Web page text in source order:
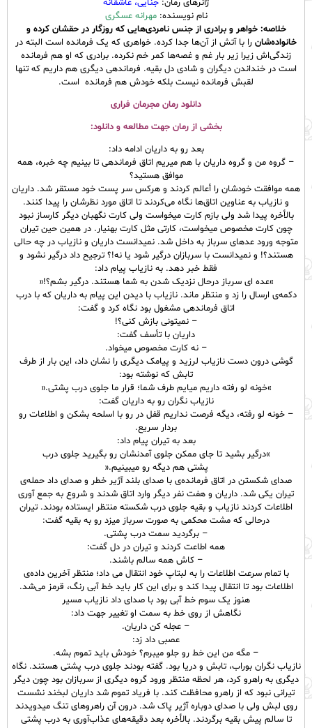
ژانرهای رمان: جنایی، عاشقانه
نام نویسنده:مهرانه عسگری
خلاصه: خواهر و برادری از جنس نامردی‌هایی که روزگار در حقشان کرده و
خانواده‌شان را با آتش از آن‌ها جدا کرده. خواهری که یک فرمانده است البته در
زندگی‌اش زیرا زیر بار غم و غصه‌ها کمر خم نکرده. برادری که او هم فرمانده
است در خنداندن دیگران و شادی دل بقیه. فرماندهی دیگری هم داریم که تنها
لقبش فرمانده نیست بلکه خودش هم فرمانده است.
دانلود رمان مجرمان فراری
بخشی از رمان جهت مطالعه و دانلود:
بعد رو به داریان ادامه داد:
– گروه من و گروه داریان با هم میریم اتاق فرماندهی تا بینیم چه خبره، همه
موافق هستید؟
همه موافقت خودشان را أعالم کردند و هرکس سر پست خود مستقر شد. داریان
و نازیاب به عناوین اتاق‌ها نگاه می‌کردند تا اتاق مورد نظرشان را پیدا کنند.
بالأخره پیدا شد ولی بازم کارت میخواست ولی کارت نگهبان دیگر کارساز نبود
چون کارت مخصوص میخواست، کارتی مثل کارت بهنیار. در همین حین تیران
متوجه ورود عدهای سرباز به داخل شد. نمیدانست داریان و نازیاب در چه حالی
هستند؟! و نمیدانست با سربازان درگیر شود یا نه!؟ ترجیح داد درگیر نشود و
فقط خبر دهد. به نازیاب پیام داد:
»عده ای سرباز درحال نزدیک شدن به شما هستند. درگیر بشم؟!«
دکمه‌ی ارسال را زد و منتظر ماند. نازیاب با دیدن این پیام به داریان که با درب
اتاق فرماندهی مشغول بود نگاه کرد و گفت:
– نمیتونی بازش کنی؟!
داریان با تأسف گفت:
– نه کارت مخصوص میخواد.
گوشی درون دست نازیاب لرزید و پیامک دیگری را نشان داد، این بار از طرف
تابش که نوشته بود:
»خونه لو رفته داریم میایم طرف شما؛ قرار ما جلوی درب پشتی.«
نازیاب نگران رو به داریان گفت:
– خونه لو رفته، دیگه فرصت نداریم قفل در رو با اسلحه بشکن و اطلاعات رو
بردار سریع.
بعد به تیران پیام داد:
»درگیر بشید تا جای ممکن جلوی آمدنشان رو بگیرید جلوی درب
پشتی هم دیگه رو میبینیم.«
صدای شکستن در اتاق فرمانده‌ی با صدای بلند آژیر خطر و صدای داد حمله‌ی
تیران یکی شد. داریان و هفت نفر دیگر وارد اتاق شدند و شروع به جمع آوری
اطلاعات کردند نازیاب و بقیه جلوی درب شکسته منتظر ایستاده بودند. تیران
درحالی که مشت محکمی به صورت سرباز میزد رو به بقیه گفت:
– برگردید سمت درب پشتی.
همه اطاعت کردند و تیران در دل گفت:
– کاش همه سالم باشند.
با تمام سرعت اطلاعات را به لبتاپ خود انتقال می داد؛ منتظر آخرین داده‌ی
اطلاعات بود تا انتقال پیدا کند و برای این کار باید خط آبی رنگ، قرمز می‌شد.
هنوز یک سوم خط آبی بود با صدای داد نازیاب مسیر
نگاهش از روی خط به سمت او تغییر جهت داد:
– عجله کن داریان.
عصبی داد زد:
– مگه من این خط رو جلو میبرم؟ خودش باید تموم بشه.
نازیاب نگران بوراب، تابش و دریا بود. گفته بودند جلوی درب پشتی هستند. نگاه
دیگری به راهرو کرد، هر لحظه منتظر ورود گروه دیگری از سربازان بود چون دیگر
تیرانی نبود که از راهرو محافظت کند. با فریاد تموم شد داریان لبخند نشست
روی لبش ولی با صدای دوباره آژیر پاک شد. درون آن راهروهای تنگ میدویدند
تا سالم پیش بقیه برگردند. بالأخره بعد دقیقه‌های عذاب‌آوری به درب پشتی